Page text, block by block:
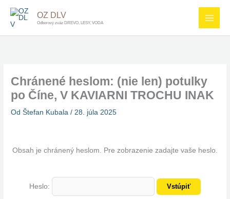
Preskočiť
OZ DLV
Odborový zväz DREVO, LESY, VODA
Chránené heslom: (nie len) potulky
po Číne, V KAVIARNI TROCHU INAK
Od Štefan Kubala/28. júla 2025
Obsah je chránený heslom. Pre zobrazenie zadajte vaše heslo.
Heslo: